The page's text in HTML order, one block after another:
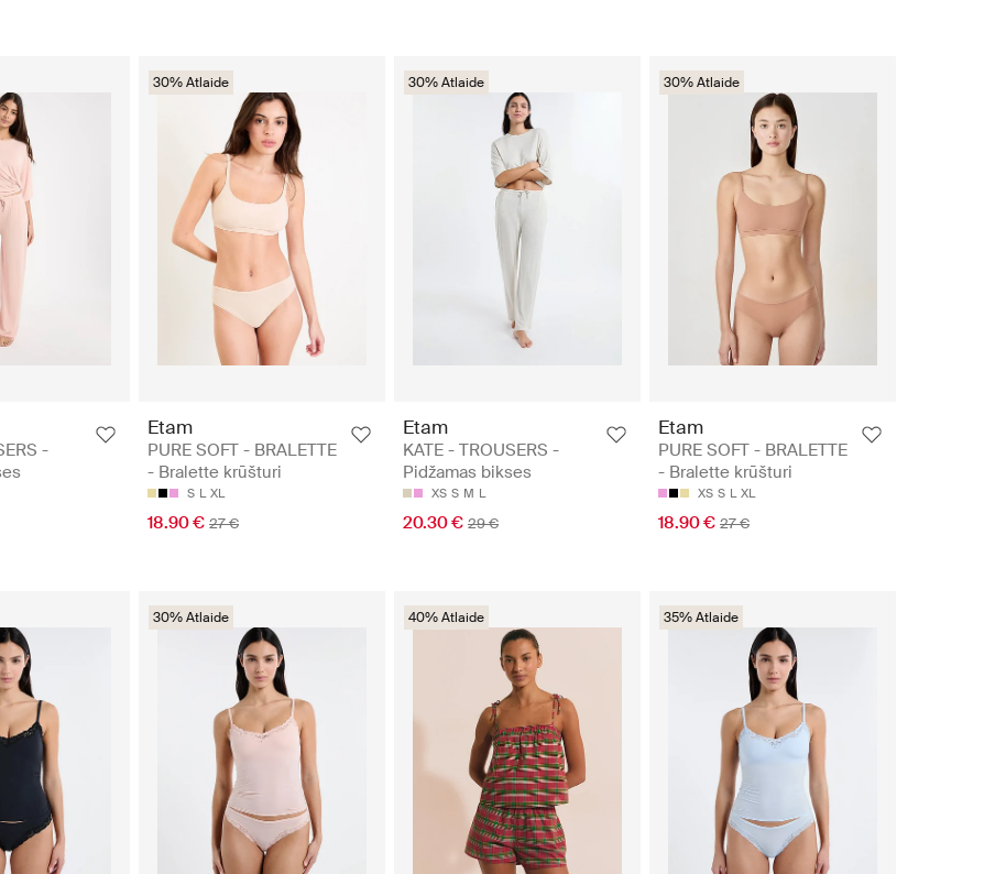
-
30% Atlaide
Etam
PURE SOFT - BRALETTE
- Bralette krūšturi
S L XL
18.90 € 27 €
30% Atlaide
Etam
KATE - TROUSERS -
Pidžamas bikses
XS S M L
20.30 € 29 €
30% Atlaide
Etam
PURE SOFT - BRALETTE
- Bralette krūšturi
XS S L XL
18.90 € 27 €
30% Atlaide 40% Atlaide 35% Atlaide